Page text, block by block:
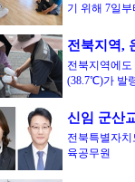
기 위해 7일
전북지역,
전북지역에
(38.7℃)가 발
신임 군산
전북특별자치
육공무원